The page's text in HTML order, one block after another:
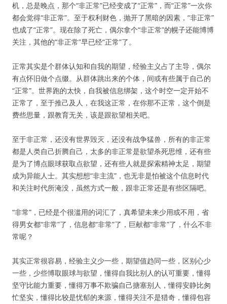
机，总是晚点，那个“非正常”已经变成了“正常”，而“正常”一次你
都会觉得“非正常”。至于权利财色，抛开了黑暗的因素，“非正常”
也成了“正常”。现在除了死亡，偶尔拿个“非正常”的幌子还能博博
关注，其他的“非正常”早已经“正常”了。
正常其实是个群体认知和自我的期望，经验主义占了主导，偶尔
有点怀旧做个点缀。从群体跳出来的个体，间或有些属于自己的
“正常”。世界跑的太快，自我被信息绑架，这个时空一定开始不
正常了，至于推己及人，在我这正常，在你那不正常，这个倒是
费些思量，跟教育无关，该是跟欲望相关吧。
至于非正常，还没有世界毁灭，还没有战争猛兽，所有的非正常
都是人类自己折腾自己，太多的非正常是欲望杀死思维，还有些
是为了博点眼球获取点欲望，还有些人就是探索精神太足，期望
成为异能人士。其实想想“非主流”，也无非是怕被这个信息时代
和关注时代所淹没，虽然方式一般，跟非正常还是有些区隔吧。
“非常”，已经是个很滥用的词汇了，真希望未来少用或不用，省
得男女都“非常”了，信息都“非常”了，巨献都“非常”了，什么不非
常呢？
其实正常很容易，经验主义少一些，期望值趋同一些，区别心少
一些，少些博取眼球与欲望，懂得自我比别人的认可重要，懂得
坚守比能力重要，懂得万事不欺骗自己搪塞别人，懂得安静比匆
忙坚实，懂得比较是忧郁的来源，懂得关注不是猎奇，懂得包容